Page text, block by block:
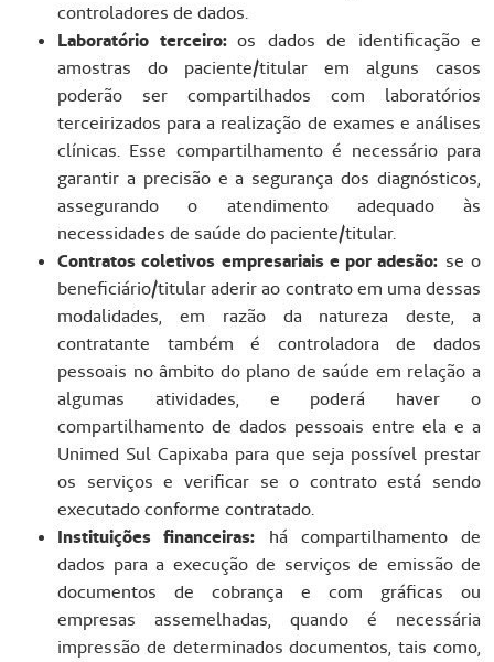
controladores de dados.
Laboratório terceiro: os dados de identificação e
amostras do paciente/titular em alguns casos
poderão ser compartilhados com laboratórios
terceirizados para a realização de exames e análises
clínicas. Esse compartilhamento é necessário para
garantir a precisão e a segurança dos diagnósticos,
assegurando o atendimento adequado às
necessidades de saúde do paciente/titular.
Contratos coletivos empresariais e por adesão: se o
beneficiário/titular aderir ao contrato em uma dessas
modalidades, em razão da natureza deste, a
contratante também é controladora de dados
pessoais no âmbito do plano de saúde em relação a
algumas atividades, e poderá haver o
compartilhamento de dados pessoais entre ela e a
Unimed Sul Capixaba para que seja possível prestar
os serviços e verificar se o contrato está sendo
executado conforme contratado.
Instituições financeiras: há compartilhamento de
dados para a execução de serviços de emissão de
documentos de cobrança e com gráficas ou
empresas assemelhadas, quando é necessária
impressão de determinados documentos, tais como,